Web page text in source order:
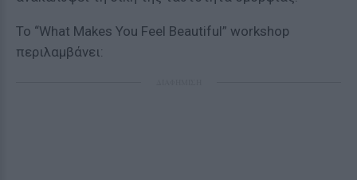
Το “What Makes You Feel Beautiful” workshop
περιλαμβάνει: